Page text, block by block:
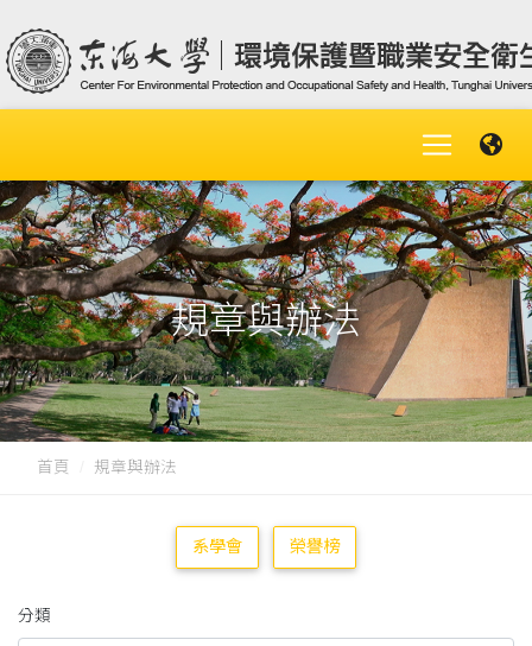
規章與辦法
首頁 規章與辦法
系學會 榮譽榜
分類